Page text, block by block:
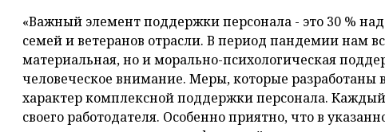
«Важный элемент поддержки персонала - это 30 %
семей и ветеранов отрасли. В период пандемии нам
материальная, но и морально-психологическая
человеческое внимание. Меры, которые разработаны
характер комплексной поддержки персонала.
своего работодателя. Особенно приятно, что в